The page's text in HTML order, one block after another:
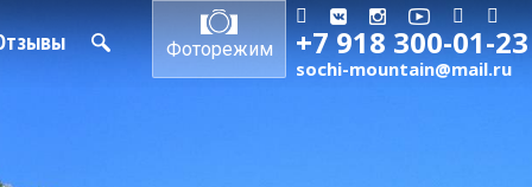
Фоторежим +7 918 300-01-23
sochi-mountain@mail.ru